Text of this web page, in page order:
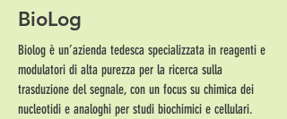
BioLog
Biolog è un’azienda tedesca specializzata in reagenti e
modulatori di alta purezza per la ricerca sulla
trasduzione del segnale, con un focus su chimica dei
nucleotidi e analoghi per studi biochimici e cellulari.